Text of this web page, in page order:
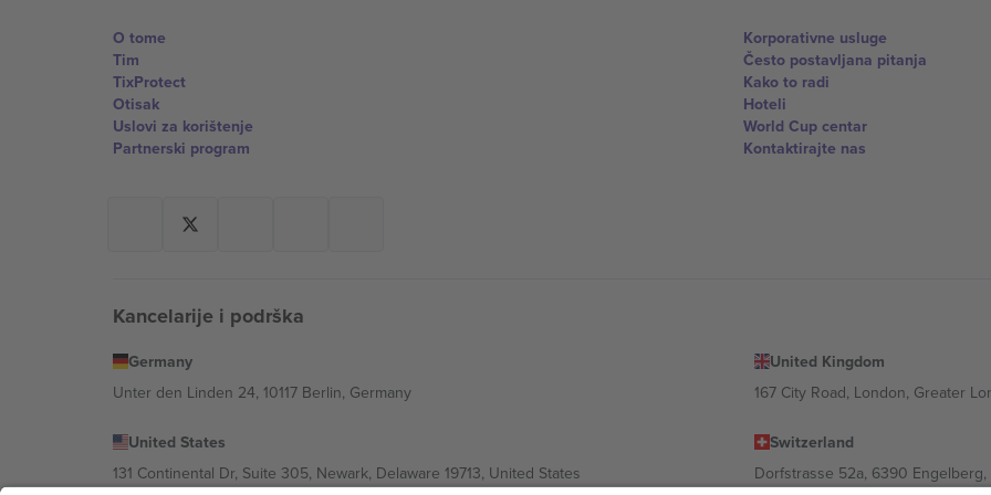
O tome
Tim
TixProtect
Otisak
Uslovi za korištenje
Partnerski program
Korporativne usluge
Često postavljana pitanja
Kako to radi
Hoteli
World Cup centar
Kontaktirajte nas
Kancelarije i podrška
Germany
Unter den Linden 24, 10117 Berlin, Germany
United Kingdom
167 City Road, London, Greater
United States
131 Continental Dr, Suite 305, Newark, Delaware 19713, United States
Switzerland
Dorfstrasse 52a, 6390 Engelberg,